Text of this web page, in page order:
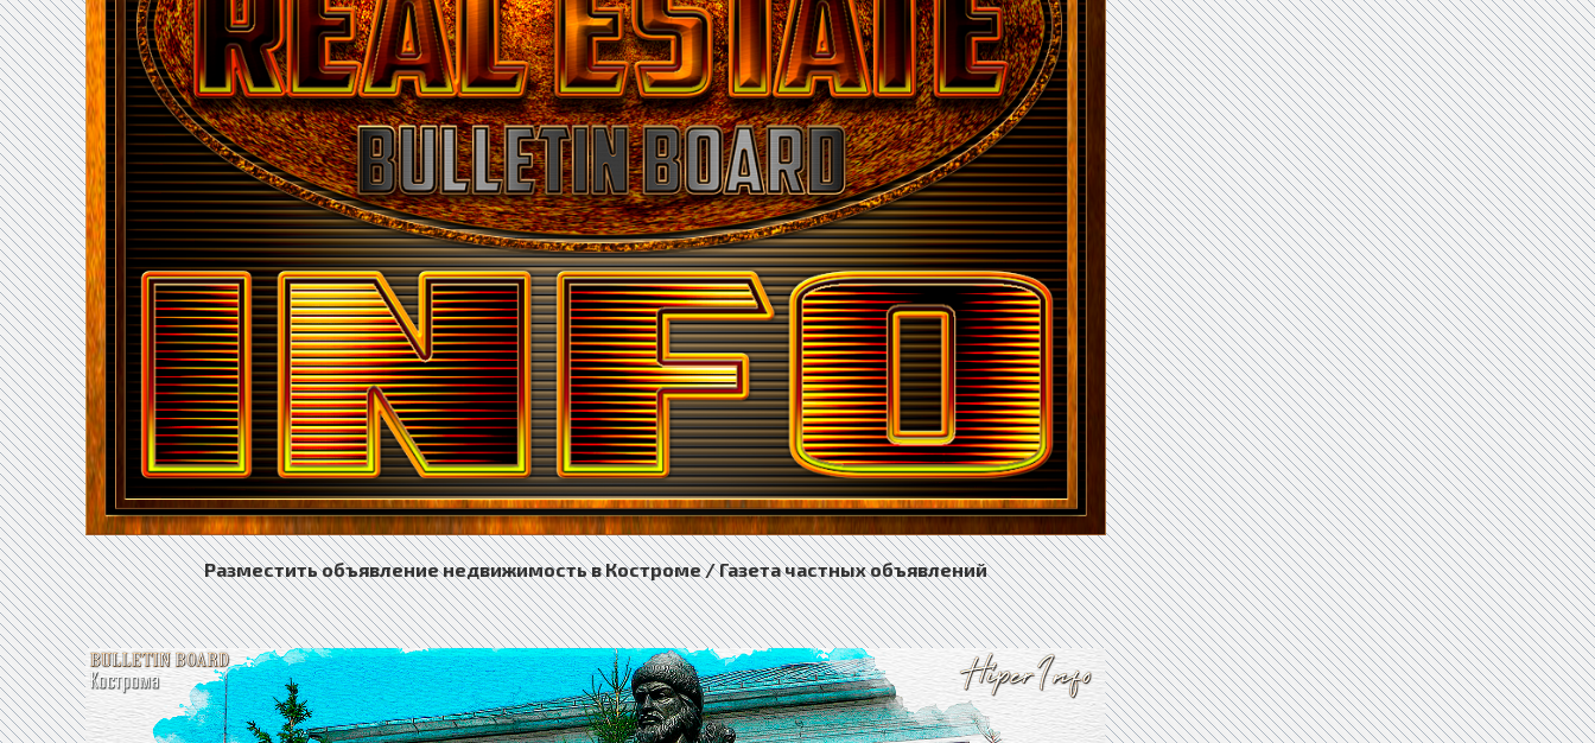
Разместить объявление недвижимость в Костроме / Газета частных объявлений